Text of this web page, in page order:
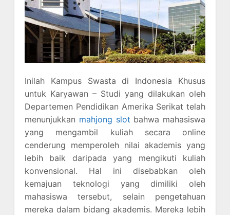
Inilah Kampus Swasta di Indonesia Khusus
untuk Karyawan – Studi yang dilakukan oleh
Departemen Pendidikan Amerika Serikat telah
menunjukkan mahjong slot bahwa mahasiswa
yang mengambil kuliah secara online
cenderung memperoleh nilai akademis yang
lebih baik daripada yang mengikuti kuliah
konvensional. Hal ini disebabkan oleh
kemajuan teknologi yang dimiliki oleh
mahasiswa tersebut, selain pengetahuan
mereka dalam bidang akademis. Mereka lebih